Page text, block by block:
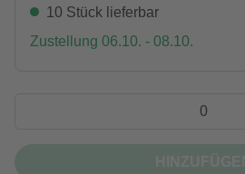
10 Stück lieferbar
Zustellung 06.10. - 08.10.